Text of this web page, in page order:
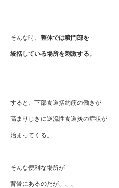
そんな時、 整体では噴門部を
統括している場所を刺激する。
すると、下部食道括約筋の働きが
高まりじきに逆流性食道炎の症状が
治まってくる。
そんな便利な場所が
背骨にあるのだが、、、